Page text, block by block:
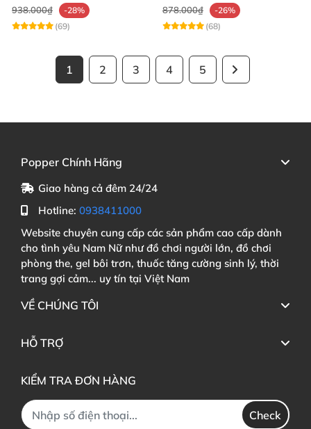
938.000₫
-28%
(69)
878.000₫
-26%
(68)
1 2 3 4 5
Popper Chính Hãng
Giao hàng cả đêm 24/24
Hotline: 0938411000
Website chuyên cung cấp các sản phẩm cao cấp dành
cho tình yêu Nam Nữ như đồ chơi người lớn, đồ chơi
phòng the, gel bôi trơn, thuốc tăng cường sinh lý, thời
trang gợi cảm... uy tín tại Việt Nam
VỀ CHÚNG TÔI
HỖ TRỢ
KIỂM TRA ĐƠN HÀNG
Check